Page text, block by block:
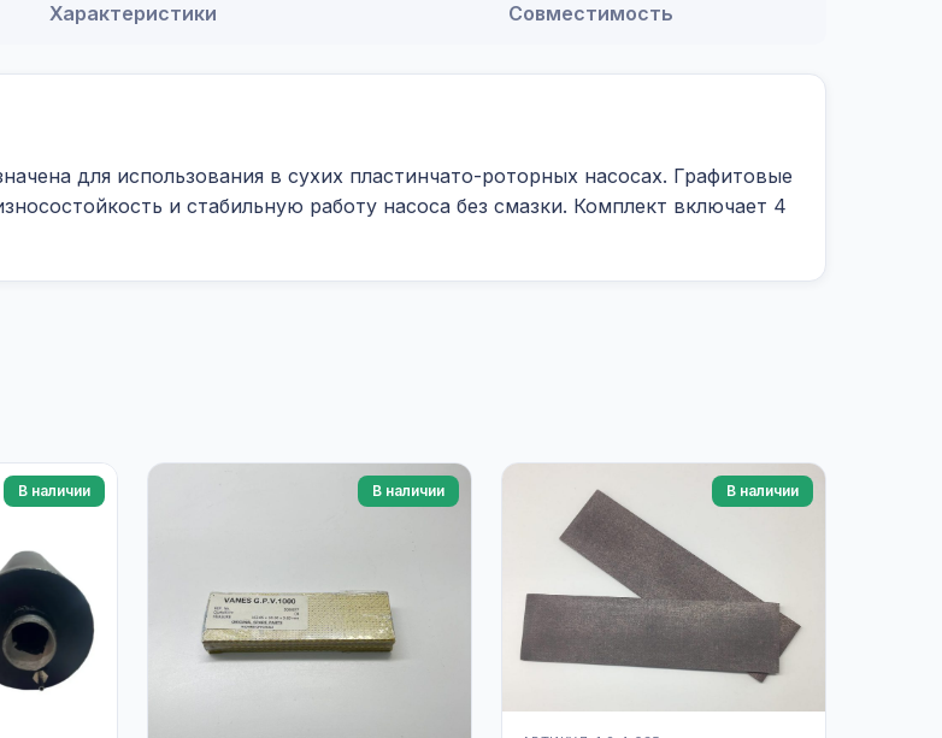
Характеристики Совместимость
для использования в сухих пластинчато-роторных насосах. Графитовые
и стабильную работу насоса без смазки. Комплект включает 4
В наличии В наличии В наличии